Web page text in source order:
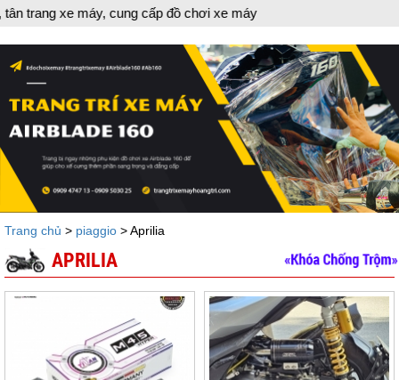
xe máy, cung cấp đồ chơi xe máy
Trang chủ > piaggio > Aprilia
APRILIA